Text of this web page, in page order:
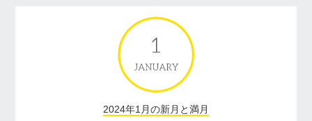
2024年1月の新月と満月